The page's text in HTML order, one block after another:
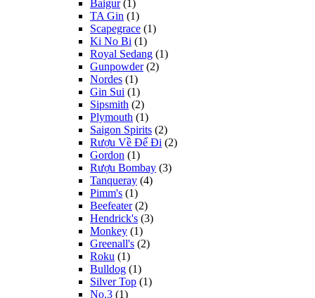
Baigur (1)
TA Gin (1)
Scapegrace (1)
Ki No Bi (1)
Royal Sedang (1)
Gunpowder (2)
Nordes (1)
Gin Sui (1)
Sipsmith (2)
Plymouth (1)
Saigon Spirits (2)
Rượu Về Để Đi (2)
Gordon (1)
Rượu Bombay (3)
Tanqueray (4)
Pimm's (1)
Beefeater (2)
Hendrick's (3)
Monkey (1)
Greenall's (2)
Roku (1)
Bulldog (1)
Silver Top (1)
No.3 (1)